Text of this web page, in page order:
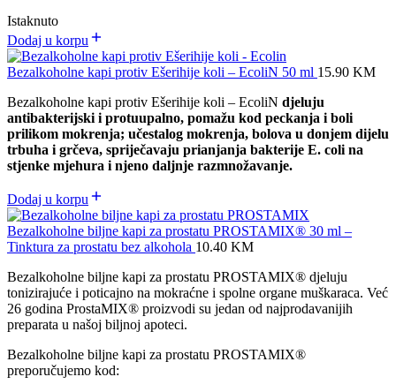
Istaknuto
Dodaj u korpu
Bezalkoholne kapi protiv Ešerihije koli – EcoliN 50 ml 15.90 KM
Bezalkoholne kapi protiv Ešerihije koli – EcoliN djeluju
antibakterijski i protuupalno, pomažu kod peckanja i boli
prilikom mokrenja; učestalog mokrenja, bolova u donjem dijelu
trbuha i grčeva, spriječavaju prianjanja bakterije E. coli na
stjenke mjehura i njeno daljnje razmnožavanje.
Dodaj u korpu
Bezalkoholne biljne kapi za prostatu PROSTAMIX® 30 ml –
Tinktura za prostatu bez alkohola 10.40 KM
Bezalkoholne biljne kapi za prostatu PROSTAMIX® djeluju
tonizirajuće i poticajno na mokraćne i spolne organe muškaraca. Već
26 godina ProstaMIX® proizvodi su jedan od najprodavanijih
preparata u našoj biljnoj apoteci.
Bezalkoholne biljne kapi za prostatu PROSTAMIX®
preporučujemo kod: